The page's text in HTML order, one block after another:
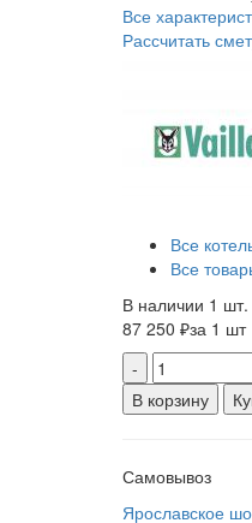
Все
Рассчитать
Все
Все
В наличии 1 шт.
87 250 ₽за 1 шт
-
В корзину
Самовывоз
Ярославское